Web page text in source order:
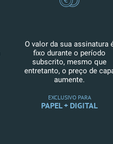
O valor da sua assinatura
fixo durante o período
subscrito, mesmo que
entretanto, o preço de
aumente.
EXCLUSIVO PARA
PAPEL + DIGITAL